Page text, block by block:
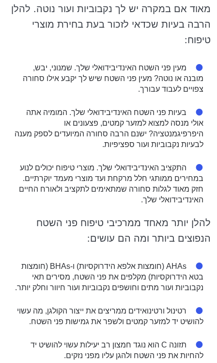
מאוד אם במקרה יש לך נקבוביות ועור נוטה. להלן
הרבה בעיות שכדאי לזכור בעת בחירת מוצרי
טיפוח:
מעין פני השטח האינדיבידואלי שלך. שמנוני, יבש,
מובנה או נוטה? מעין פני השטח שיש לך יקבע אילו סחורה
צפויים לעבוד עבורך.
בעיות פני השטח האינדיבידואלי שלך. המומיה אתה
אולי מנסה למצוא למזער קמטים, פצעונים או
היפרפיגמנטציה? ישנם הרבה סחורה המיועדים לספק מענה
לבעיות נקבוביות ועור ספציפיות.
התקציב האינדיבידואלי שלך. מוצרי טיפוח יכולים לנוע
במחירים ממותגי חלל מרקחת ועד מוצרי מעמד יוקרתיים.
חזק מאוד לגלות סחורה שמתאימים לתקציב ולאורח החיים
האינדיבידואלי שלך.
להלן יותר מאחד ממרכיבי טיפוח פני השטח
הנפוצים ביותר ומה הם עושים:
AHAs (חומצות אלפא הידרוקסיות) ו-BHAs (חומצות
בטא הידרוקסיות) מקלפים את פני השטח, מסירים תאי
נקבוביות ועור מתים וחושפים נקבוביות ועור חיוור וחלק יותר.
רטינול ורטינואידים ממריצים את ייצור הקולגן, מה עשוי
להושיט יד למזער קמטים ולשפר את גמישות פני השטח.
תזונה C הוא נוגד חמצון רב יעילות עשוי להושיט יד
להחיות את פני השטח ולהגן עליו מפני נזקים.